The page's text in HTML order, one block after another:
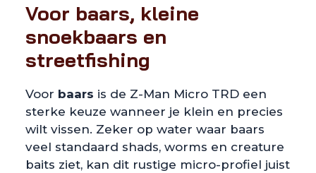
Voor baars, kleine
snoekbaars en
streetfishing
Voor baars is de Z-Man Micro TRD een
sterke keuze wanneer je klein en precies
wilt vissen. Zeker op water waar baars
veel standaard shads, worms en creature
baits ziet, kan dit rustige micro-profiel juist